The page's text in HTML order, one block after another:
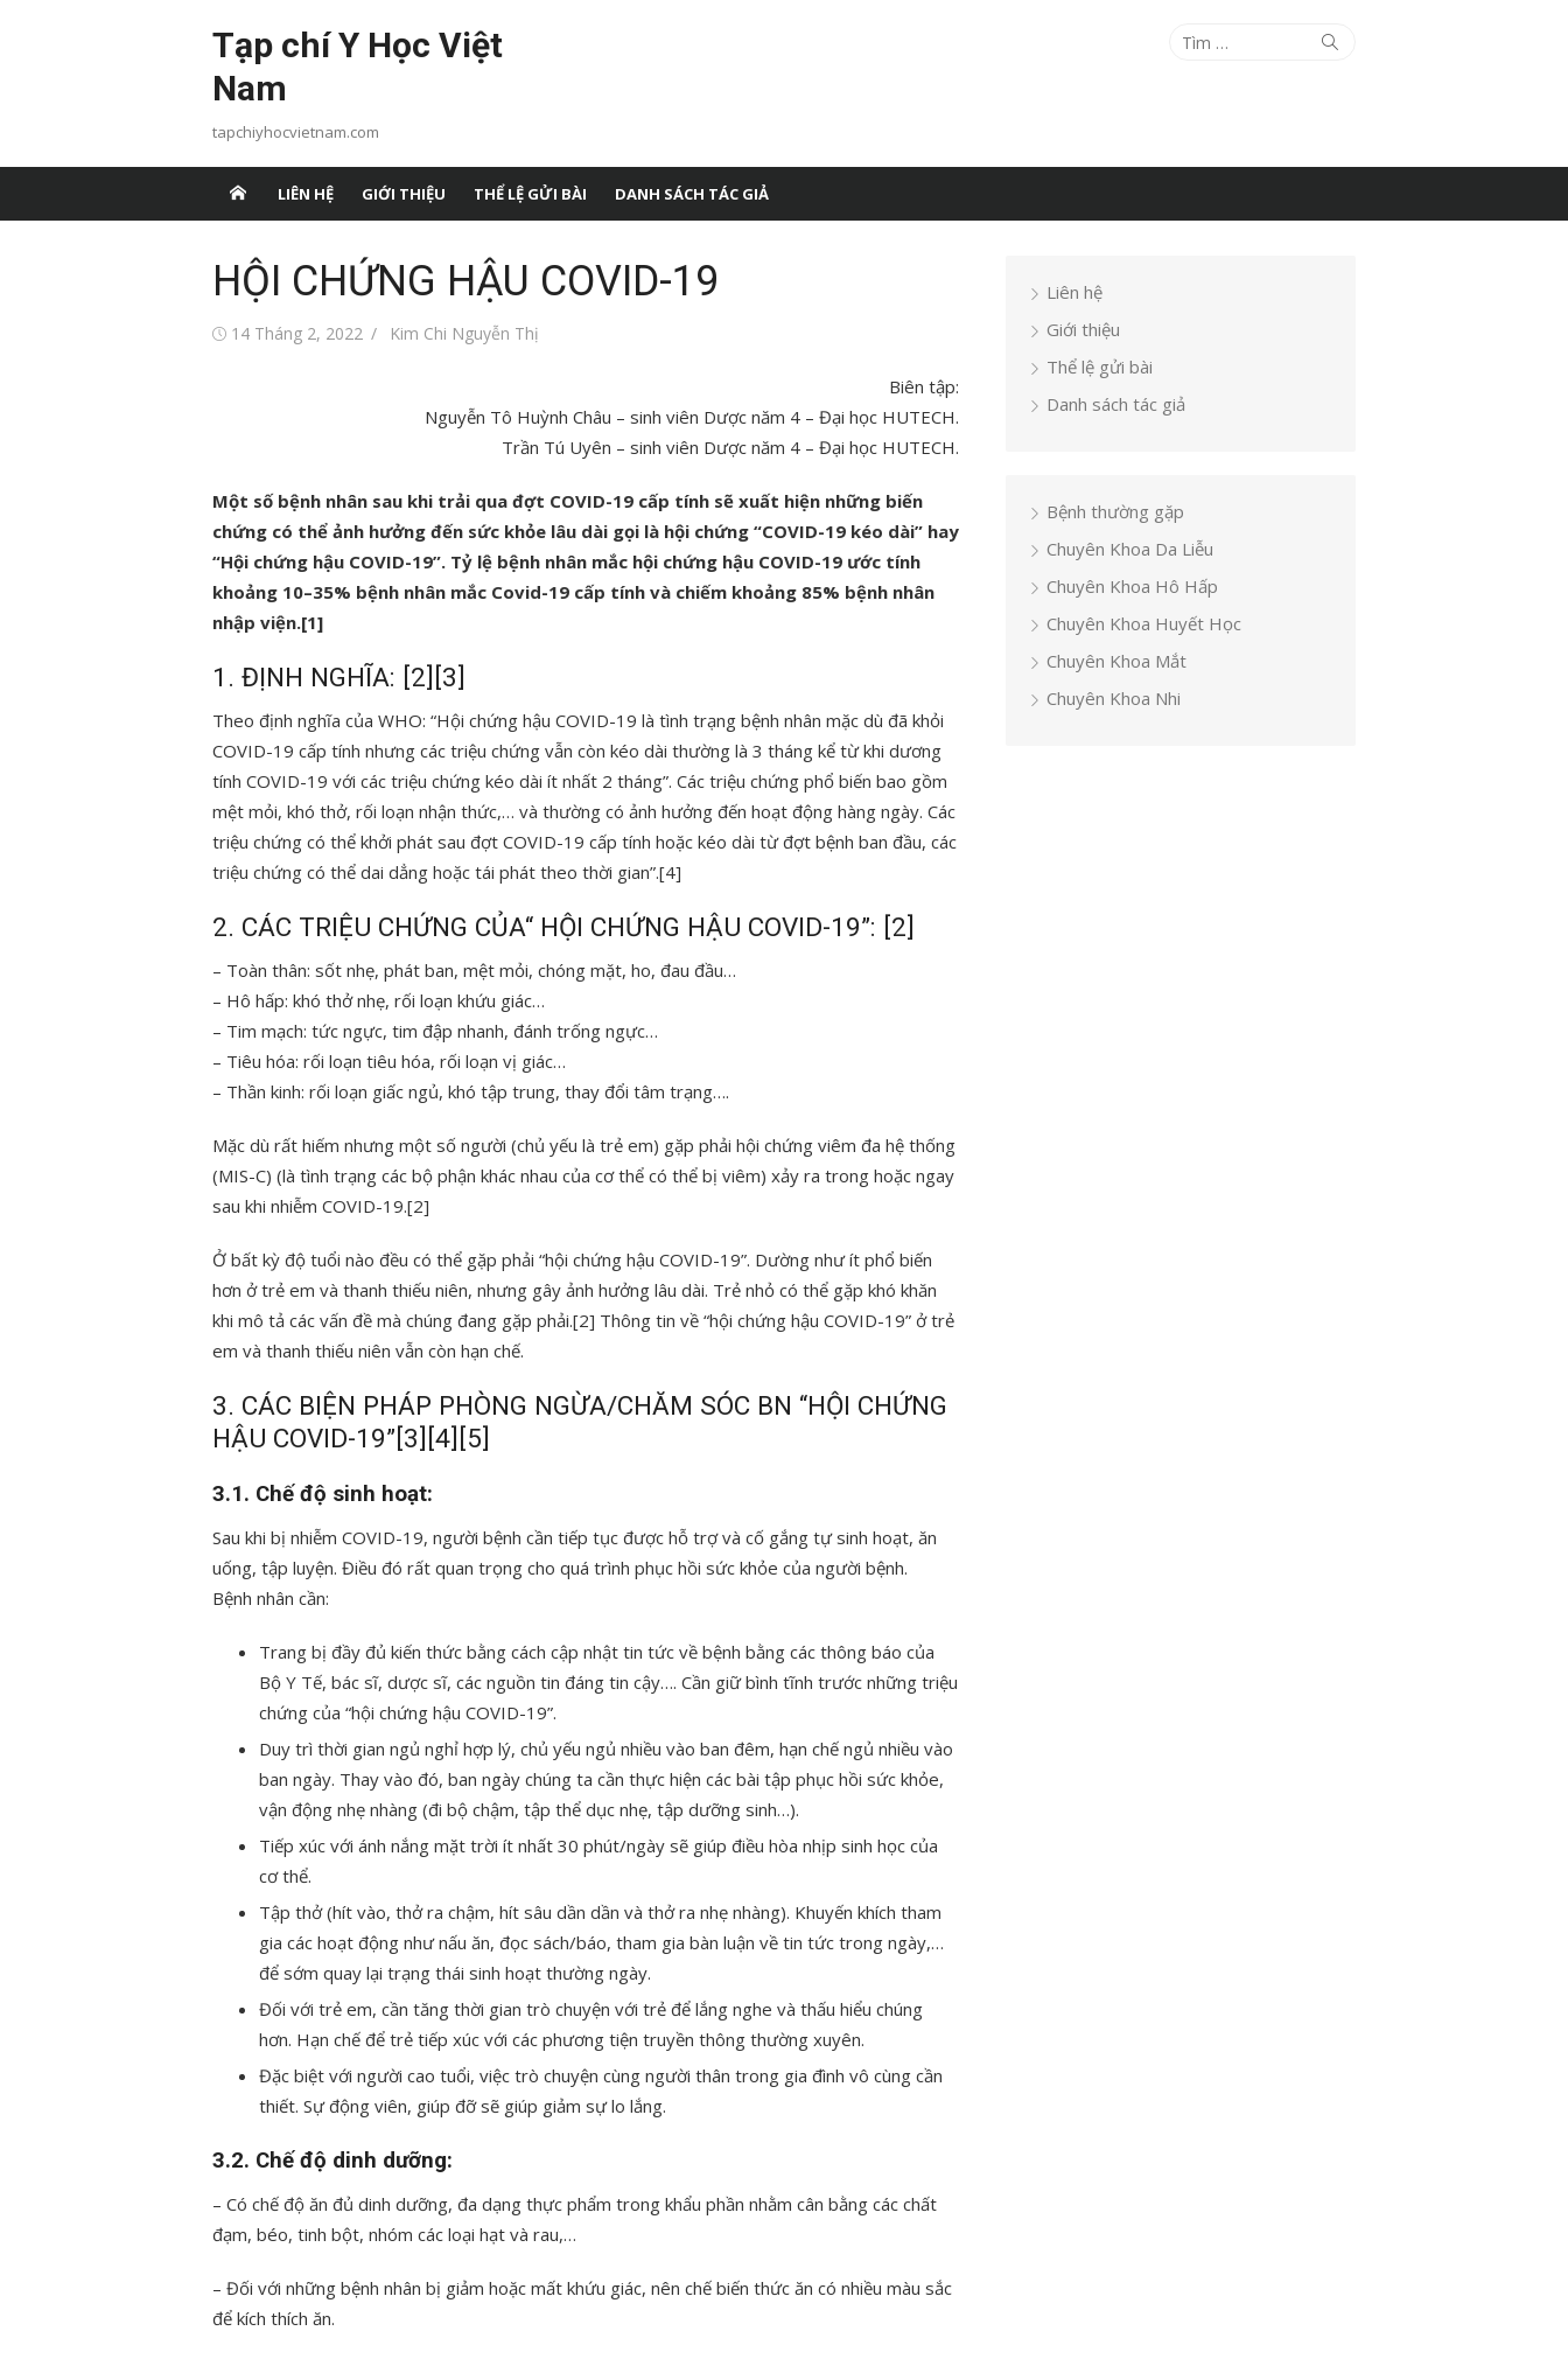
Tạp chí Y Học Việt
Nam
tapchiyhocvietnam.com
Tìm
Tìm
LIÊN HỆ GIỚI THIỆU THỂ LỆ GỬI BÀI DANH SÁCH TÁC GIẢ
HỘI CHỨNG HẬU COVID-19
Đăng14 Tháng 2, 2022
Tác
Kim Chi Nguyễn Thị
Biên tập:
Nguyễn Tô Huỳnh Châu – sinh viên Dược năm 4 – Đại học HUTECH.
Trần Tú Uyên – sinh viên Dược năm 4 – Đại học HUTECH.
Một số bệnh nhân sau khi trải qua đợt COVID-19 cấp tính sẽ xuất hiện những biến
chứng có thể ảnh hưởng đến sức khỏe lâu dài gọi là hội chứng “COVID-19 kéo dài” hay
“Hội chứng hậu COVID-19”. Tỷ lệ bệnh nhân mắc hội chứng hậu COVID-19 ước tính
khoảng 10–35% bệnh nhân mắc Covid-19 cấp tính và chiếm khoảng 85% bệnh nhân
nhập viện.[1]
1. ĐỊNH NGHĨA: [2][3]
Theo định nghĩa của WHO: “Hội chứng hậu COVID-19 là tình trạng bệnh nhân mặc dù đã khỏi
COVID-19 cấp tính nhưng các triệu chứng vẫn còn kéo dài thường là 3 tháng kể từ khi dương
tính COVID-19 với các triệu chứng kéo dài ít nhất 2 tháng”. Các triệu chứng phổ biến bao gồm
mệt mỏi, khó thở, rối loạn nhận thức,… và thường có ảnh hưởng đến hoạt động hàng ngày. Các
triệu chứng có thể khởi phát sau đợt COVID-19 cấp tính hoặc kéo dài từ đợt bệnh ban đầu, các
triệu chứng có thể dai dẳng hoặc tái phát theo thời gian”.[4]
2. CÁC TRIỆU CHỨNG CỦA“ HỘI CHỨNG HẬU COVID-19”: [2]
– Toàn thân: sốt nhẹ, phát ban, mệt mỏi, chóng mặt, ho, đau đầu…
– Hô hấp: khó thở nhẹ, rối loạn khứu giác…
– Tim mạch: tức ngực, tim đập nhanh, đánh trống ngực…
– Tiêu hóa: rối loạn tiêu hóa, rối loạn vị giác…
– Thần kinh: rối loạn giấc ngủ, khó tập trung, thay đổi tâm trạng….
Mặc dù rất hiếm nhưng một số người (chủ yếu là trẻ em) gặp phải hội chứng viêm đa hệ thống
(MIS-C) (là tình trạng các bộ phận khác nhau của cơ thể có thể bị viêm) xảy ra trong hoặc ngay
sau khi nhiễm COVID-19.[2]
Ở bất kỳ độ tuổi nào đều có thể gặp phải “hội chứng hậu COVID-19”. Dường như ít phổ biến
hơn ở trẻ em và thanh thiếu niên, nhưng gây ảnh hưởng lâu dài. Trẻ nhỏ có thể gặp khó khăn
khi mô tả các vấn đề mà chúng đang gặp phải.[2] Thông tin về “hội chứng hậu COVID-19” ở trẻ
em và thanh thiếu niên vẫn còn hạn chế.
3. CÁC BIỆN PHÁP PHÒNG NGỪA/CHĂM SÓC BN “HỘI CHỨNG
HẬU COVID-19”[3][4][5]
3.1. Chế độ sinh hoạt:
Sau khi bị nhiễm COVID-19, người bệnh cần tiếp tục được hỗ trợ và cố gắng tự sinh hoạt, ăn
uống, tập luyện. Điều đó rất quan trọng cho quá trình phục hồi sức khỏe của người bệnh.
Bệnh nhân cần:
Trang bị đầy đủ kiến thức bằng cách cập nhật tin tức về bệnh bằng các thông báo của
Bộ Y Tế, bác sĩ, dược sĩ, các nguồn tin đáng tin cậy…. Cần giữ bình tĩnh trước những triệu
chứng của “hội chứng hậu COVID-19”.
Duy trì thời gian ngủ nghỉ hợp lý, chủ yếu ngủ nhiều vào ban đêm, hạn chế ngủ nhiều vào
ban ngày. Thay vào đó, ban ngày chúng ta cần thực hiện các bài tập phục hồi sức khỏe,
vận động nhẹ nhàng (đi bộ chậm, tập thể dục nhẹ, tập dưỡng sinh…).
Tiếp xúc với ánh nắng mặt trời ít nhất 30 phút/ngày sẽ giúp điều hòa nhịp sinh học của
cơ thể.
Tập thở (hít vào, thở ra chậm, hít sâu dần dần và thở ra nhẹ nhàng). Khuyến khích tham
gia các hoạt động như nấu ăn, đọc sách/báo, tham gia bàn luận về tin tức trong ngày,…
để sớm quay lại trạng thái sinh hoạt thường ngày.
Đối với trẻ em, cần tăng thời gian trò chuyện với trẻ để lắng nghe và thấu hiểu chúng
hơn. Hạn chế để trẻ tiếp xúc với các phương tiện truyền thông thường xuyên.
Đặc biệt với người cao tuổi, việc trò chuyện cùng người thân trong gia đình vô cùng cần
thiết. Sự động viên, giúp đỡ sẽ giúp giảm sự lo lắng.
3.2. Chế độ dinh dưỡng:
– Có chế độ ăn đủ dinh dưỡng, đa dạng thực phẩm trong khẩu phần nhằm cân bằng các chất
đạm, béo, tinh bột, nhóm các loại hạt và rau,…
– Đối với những bệnh nhân bị giảm hoặc mất khứu giác, nên chế biến thức ăn có nhiều màu sắc
để kích thích ăn.
Liên hệ
Giới thiệu
Thể lệ gửi bài
Danh sách tác giả
Bệnh thường gặp
Chuyên Khoa Da Liễu
Chuyên Khoa Hô Hấp
Chuyên Khoa Huyết Học
Chuyên Khoa Mắt
Chuyên Khoa Nhi